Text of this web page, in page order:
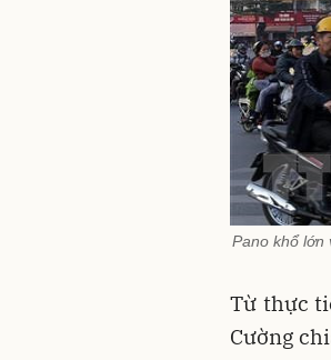
Pano khổ lớn
Từ thực
Cường